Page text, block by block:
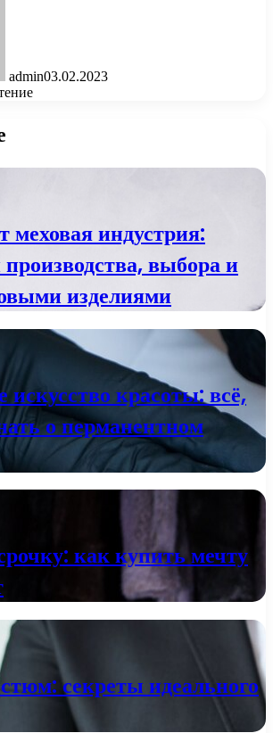
admin03.02.2023
меховая индустрия:
производства, выбора и
изделиями
искусство красоты: всё,
о перманентном
как купить мечту
секреты идеального